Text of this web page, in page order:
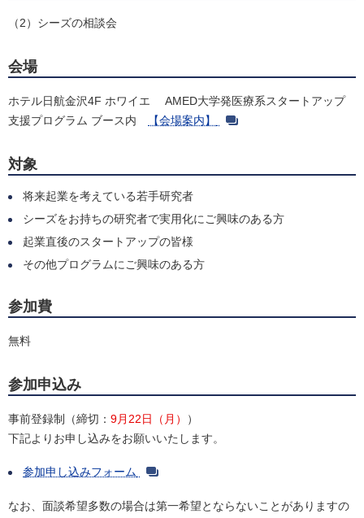
（2）シーズの相談会
会場
ホテル日航金沢4F ホワイエ AMED大学発医療系スタートアップ
支援プログラム ブース内
【会場案内】
対象
将来起業を考えている若手研究者
シーズをお持ちの研究者で実用化にご興味のある方
起業直後のスタートアップの皆様
その他プログラムにご興味のある方
参加費
無料
参加申込み
事前登録制（締切： 9月22日（月）
）
下記よりお申し込みをお願いいたします。
参加申し込みフォーム
なお、面談希望多数の場合は第一希望とならないことがありますの